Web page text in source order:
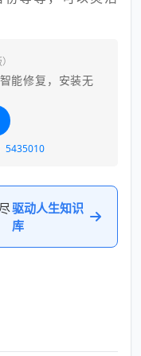
能修复，安装无
5435010
驱动人生知识
库